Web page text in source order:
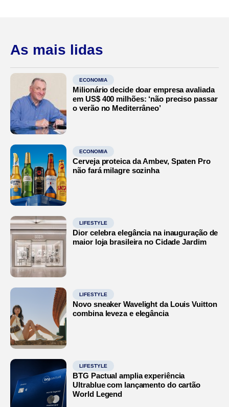
As mais lidas
ECONOMIA
Milionário decide doar empresa avaliada
em US$ 400 milhões: ‘não preciso passar
o verão no Mediterrâneo’
ECONOMIA
Cerveja proteica da Ambev, Spaten Pro
não fará milagre sozinha
LIFESTYLE
Dior celebra elegância na inauguração de
maior loja brasileira no Cidade Jardim
LIFESTYLE
Novo sneaker Wavelight da Louis Vuitton
combina leveza e elegância
LIFESTYLE
BTG Pactual amplia experiência
Ultrablue com lançamento do cartão
World Legend